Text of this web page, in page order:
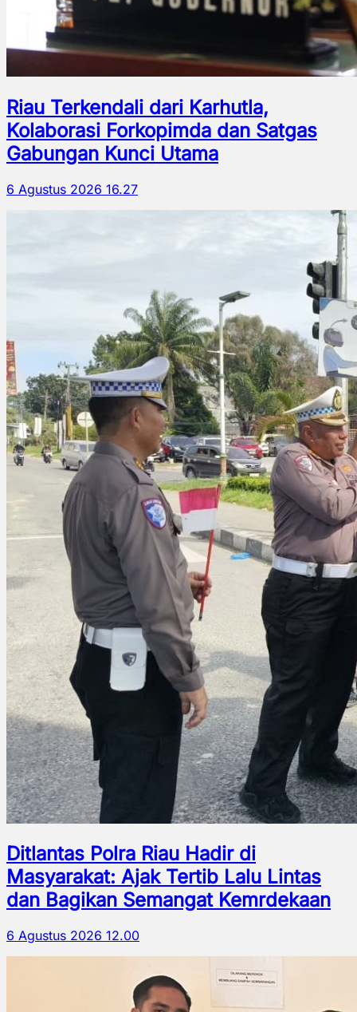
Riau Terkendali dari Karhutla,
Kolaborasi Forkopimda dan Satgas
Gabungan Kunci Utama
6 Agustus 2026 16.27
Ditlantas Polra Riau Hadir di
Masyarakat: Ajak Tertib Lalu Lintas
dan Bagikan Semangat Kemrdekaan
6 Agustus 2026 12.00